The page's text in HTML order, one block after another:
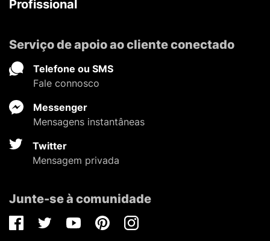
Profissional
Serviço de apoio ao cliente conectado
Telefone ou SMS
Fale connosco
Messenger
Mensagens instantâneas
Twitter
Mensagem privada
Junte-se à comunidade
FacebookTwitterYoutubePinterestInstagram